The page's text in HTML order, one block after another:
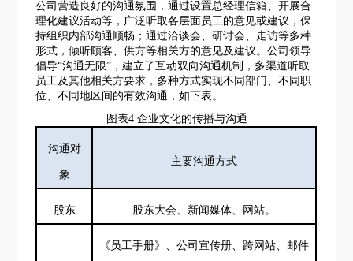
公司营造良好的沟通氛围，通过设置总经理信箱、开展合
理化建议活动等，广泛听取各层面员工的意见或建议，保
持组织内部沟通顺畅；通过洽谈会、研讨会、走访等多种
形式，倾听顾客、供方等相关方的意见及建议。公司领导
倡导“沟通无限”，建立了互动双向沟通机制，多渠道听取
员工及其他相关方要求，多种方式实现不同部门、不同职
位、不同地区间的有效沟通，如下表。
图表4 企业文化的传播与沟通
沟通对
象
主要沟通方式
股东 股东大会、新闻媒体、网站。
《员工手册》、公司宣传册、跨网站、邮件